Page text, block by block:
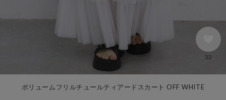
ボリュームフリルチュールティアードスカート OFF WHITE
32